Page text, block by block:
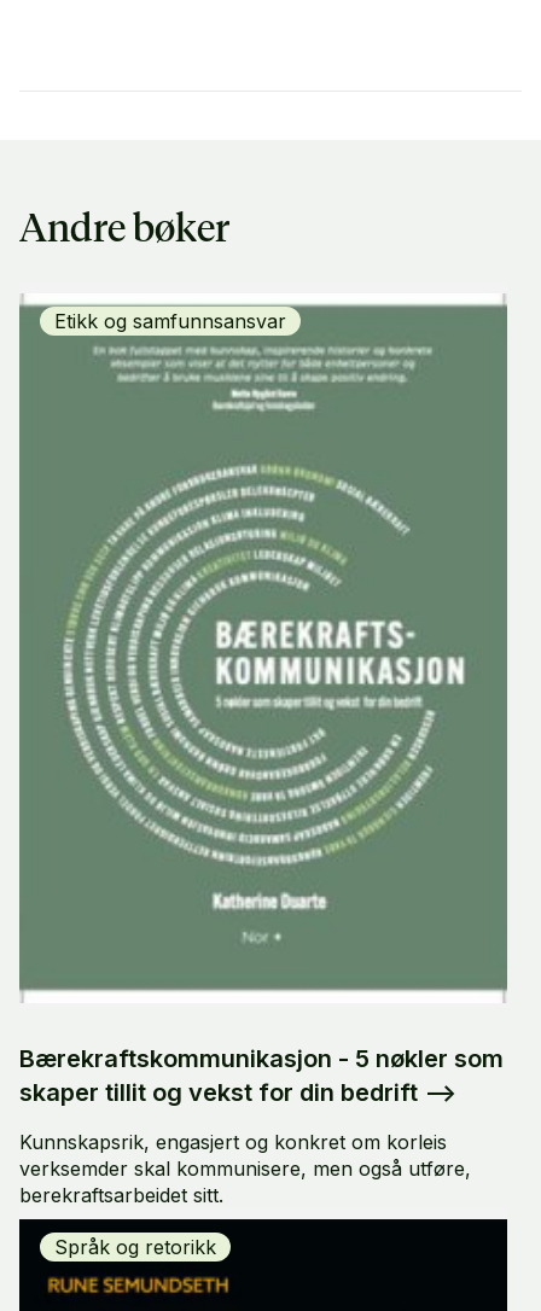
Andre bøker
Etikk og samfunnsansvar
Bærekraftskommunikasjon - 5 nøkler som
skaper tillit og vekst for din bedrift -->
Kunnskapsrik, engasjert og konkret om korleis
verksemder skal kommunisere, men også utføre,
berekraftsarbeidet sitt.
Språk og retorikk